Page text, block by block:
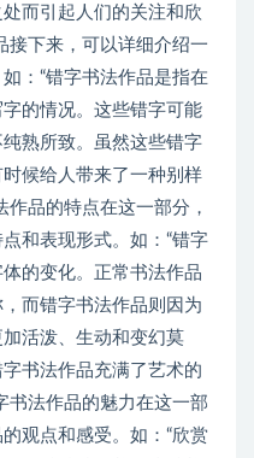
而引起人们的关注和欣
接下来，可以详细介绍一
：“错字书法作品是指在
的情况。这些错字可能
熟所致。虽然这些错字
候给人带来了一种别样
作品的特点在这一部分，
和表现形式。如：“错字
的变化。正常书法作品
而错字书法作品则因为
活泼、生动和变幻莫
书法作品充满了艺术的
书法作品的魅力在这一部
观点和感受。如：“欣赏